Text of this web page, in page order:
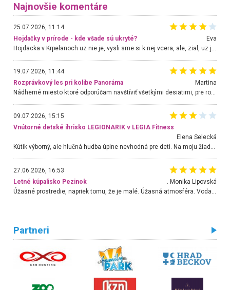
Najnovšie komentáre
25.07.2026, 11:14
Hojdačky v prírode - kde všade sú ukryté?
Eva
19.07.2026, 11:44
Rozprávkový les pri kolibe Panoráma
Martina
Nádherné miesto ktoré odporúčam navštíviť všetkými desiatimi, pre rodiny s deťmi, dôchodcom... Proste a jednoducho ozaj rozprávkový les.. určite ešte prídeme. Odniesli sme si na pamiatku krásne tričká,
09.07.2026, 15:15
Vnútorné detské ihrisko LEGIONARIK v LEGIA Fitness
Elena Selecká
Kútik výborný, ale hlučná hudba úplne nevhodná pre deti. Na moju žiadosť o aspoň sušenie nereagovali.
27.06.2026, 16:53
Letné kúpalisko Pezinok
. Monika Lipovská
Partneri